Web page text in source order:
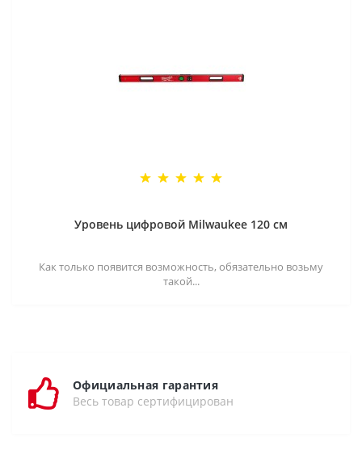
Уровень цифровой Milwaukee 120 см
Как только появится возможность, обязательно возьму
такой...
Официальная гарантия
Весь товар сертифицирован